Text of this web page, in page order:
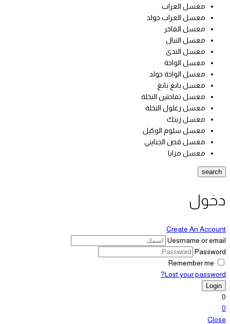
معسل العراب
معسل العراب جولد
معسل الفاخر
معسل النبال
معسل الندى
معسل الواحة
معسل الواحة جولد
معسل بانغ بانغ
معسل تفاحتين النخلة
معسل زغلول النخلة
معسل زينك
معسل سلوم الوكيل
معسل قص الجنايني
معسل مزايا
search
دخول
Create An Account
Uesrname or email
Password
Remember me
Lost your password?
0
0
Close